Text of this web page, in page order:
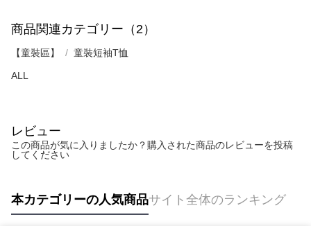
情報（名前、電話または住所を含む）を台湾大哥大に提供し、収集、処理
および利用するために、当社があなた本人と分割請求書に必要な情報の確
認、照合および修正を行います。
3. 完全なユーザーサービス規約については、以下のリンクを参照してくだ
さい：
き、限度額が設定されます。
3.現在、台湾の会員のみご利用いただけます。
三、利用規約「AFTEE代金後払い」（以下当サービスという）はネットプ
限らない）は、AFTEEに渡され当サービスで必要な範囲内で利用されま
す。AFTEEの個人情報の収集、処理、利用について、詳細はAFTEE公式ホ
ームページの『個人情報の収集、処理及び利用に関する声明』をご参照く
ります。支払い期限を過ぎた場合、その金額に基づいて年利20%の遅延滞
納金が加算されます。未成年の利用者は、事前に法定代理人または後見人
商品関連カテゴリー（2）
【童裝區】 童裝短袖T恤
ALL
レビュー
この商品が気に入りましたか？購入された商品のレビューを投稿
してください
本カテゴリーの人気商品サイト全体のランキング